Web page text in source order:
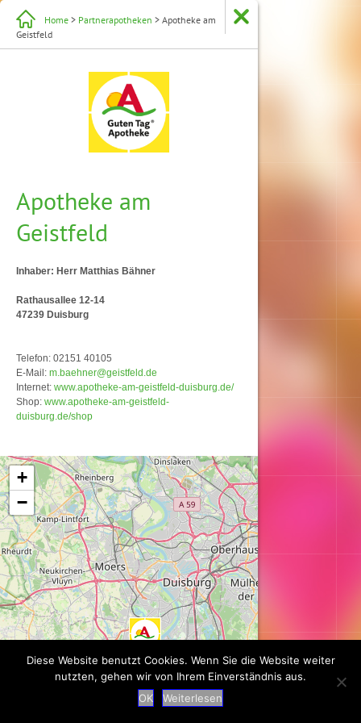
Home > Partnerapotheken > Apotheke am
Geistfeld
Apotheke am
Geistfeld
Inhaber: Herr Matthias Bähner
Rathausallee 12-14
47239 Duisburg
Telefon: 02151 40105
E-Mail: m.baehner@geistfeld.de
Internet: www.apotheke-am-geistfeld-duisburg.de/
Shop: www.apotheke-am-geistfeld-
duisburg.de/shop
Karte wird geladen...
+
−
Diese Website benutzt Cookies. Wenn Sie die Website weiter
nutzten, gehen wir von Ihrem Einverständnis aus.
OK
Weiterlesen